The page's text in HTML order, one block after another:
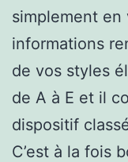
simplement en
informations
de vos styles
de A à E et il
dispositif
C’est à la fois